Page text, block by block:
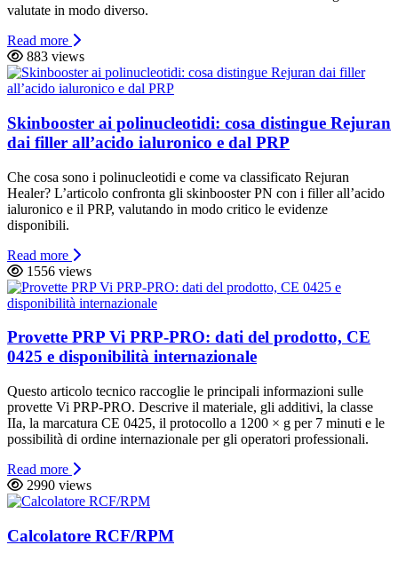
valutate in modo diverso.
Read more
883 views
Skinbooster ai polinucleotidi: cosa distingue Rejuran
dai filler all’acido ialuronico e dal PRP
Che cosa sono i polinucleotidi e come va classificato Rejuran
Healer? L’articolo confronta gli skinbooster PN con i filler all’acido
ialuronico e il PRP, valutando in modo critico le evidenze
disponibili.
Read more
1556 views
Provette PRP Vi PRP-PRO: dati del prodotto, CE
0425 e disponibilità internazionale
Questo articolo tecnico raccoglie le principali informazioni sulle
provette Vi PRP-PRO. Descrive il materiale, gli additivi, la classe
IIa, la marcatura CE 0425, il protocollo a 1200 × g per 7 minuti e le
possibilità di ordine internazionale per gli operatori professionali.
Read more
2990 views
Calcolatore RCF/RPM